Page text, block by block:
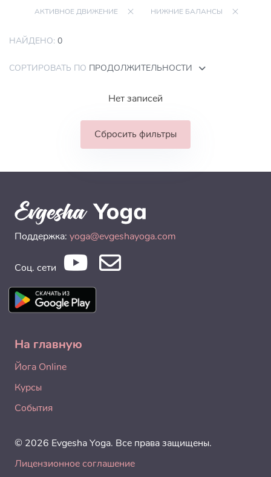
АКТИВНОЕ ДВИЖЕНИЕ НИЖНИЕ БАЛАНСЫ
НАЙДЕНО: 0
СОРТИРОВАТЬ ПО ПРОДОЛЖИТЕЛЬНОСТИ
Нет записей
Сбросить фильтры
Поддержка: yoga@evgeshayoga.com
Соц. сети
На главную
Йога Online
Курсы
События
© 2026 Evgesha Yoga. Все права защищены.
Лицензионное соглашение